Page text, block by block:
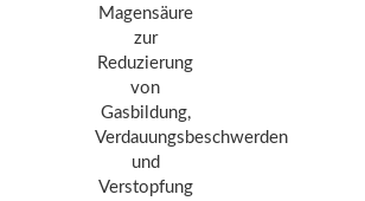
Magensäure
zur
Reduzierung
von
Gasbildung,
Verdauungsbeschwerden
und
Verstopfung